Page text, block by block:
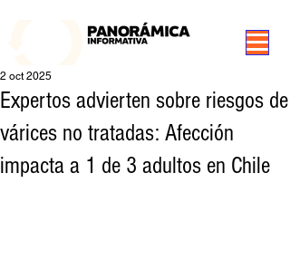
Expertos advierten sobre riesgos de
várices no tratadas: Afección
impacta a 1 de 3 adultos en Chile
2 oct 2025